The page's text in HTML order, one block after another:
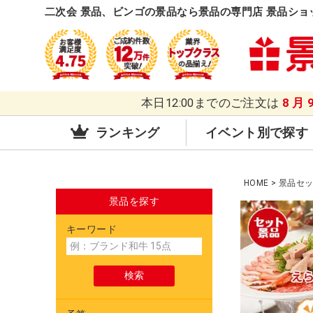
二次会 景品、ビンゴの景品なら景品の専門店 景品ショ
本日12:00までのご注文は 8月
ランキング イベント別で探す
景品を探す
キーワード
HOME 景品セ